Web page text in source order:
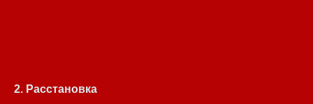
2. Расстановка